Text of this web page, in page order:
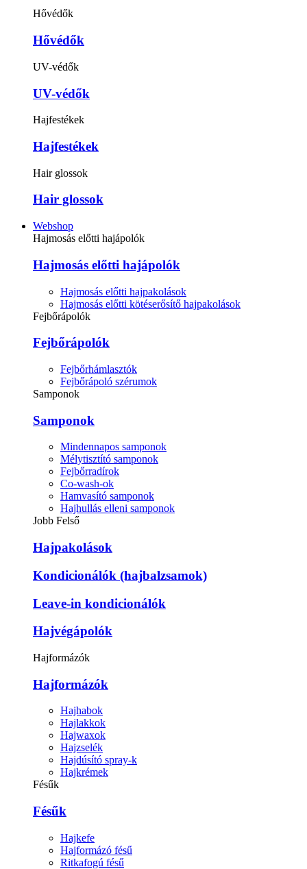
Hővédők
Hővédők
UV-védők
UV-védők
Hajfestékek
Hajfestékek
Hair glossok
Hair glossok
Webshop
Hajmosás előtti hajápolók
Hajmosás előtti hajápolók
Hajmosás előtti hajpakolások
Hajmosás előtti kötéserősítő hajpakolások
Fejbőrápolók
Fejbőrápolók
Fejbőrhámlasztók
Fejbőrápoló szérumok
Samponok
Samponok
Mindennapos samponok
Mélytisztító samponok
Fejbőrradírok
Co-wash-ok
Hamvasító samponok
Hajhullás elleni samponok
Jobb Felső
Hajpakolások
Kondicionálók (hajbalzsamok)
Leave-in kondicionálók
Hajvégápolók
Hajformázók
Hajformázók
Hajhabok
Hajlakkok
Hajwaxok
Hajzselék
Hajdúsító spray-k
Hajkrémek
Fésűk
Fésűk
Hajkefe
Hajformázó fésű
Ritkafogú fésű